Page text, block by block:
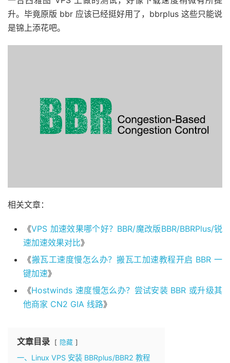
升。毕竟原版 bbr 应该已经挺好用了，bbrplus 这些只能说
是锦上添花吧。
相关文章：
《VPS 加速效果哪个好？BBR/魔改版BBR/BBRPlus/锐
速加速效果对比》
《搬瓦工速度慢怎么办？搬瓦工加速教程开启 BBR 一
键加速》
《Hostwinds 速度慢怎么办？尝试安装 BBR 或升级其
他商家 CN2 GIA 线路》
文章目录 隐藏
一、Linux VPS 安装 BBRplus/BBR2 教程